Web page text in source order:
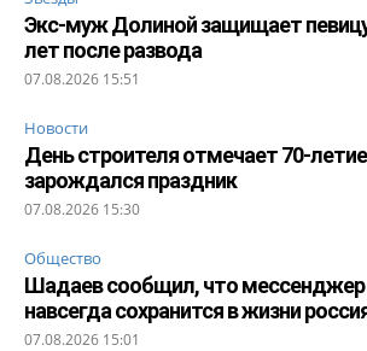
Экс-муж Долиной защищает
лет после развода
07.08.2026 15:51
Новости
День строителя отмечает 70-
зарождался праздник
07.08.2026 15:30
Общество
Шадаев сообщил, что мессенджер
навсегда сохранится в жизни
07.08.2026 15:01